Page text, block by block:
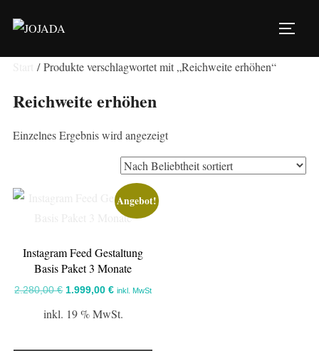
Inhalten
/ Produkte verschlagwortet mit „Reichweite erhöhen“
Reichweite erhöhen
Einzelnes Ergebnis wird angezeigt
Angebot!
Instagram Feed Gestaltung
Basis Paket 3 Monate
2.280,00€ Ursprünglicher
1.999,00€Aktueller
inkl. MwSt
inkl. 19 % MwSt.